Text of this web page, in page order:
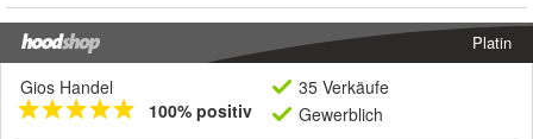
Platin
Gios Handel
100% positiv
35 Verkäufe
Gewerblich